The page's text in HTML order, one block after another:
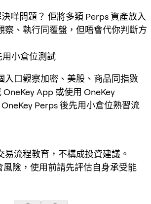
咩問題？ 佢將多類 Perps 資產放入
察、執行同覆盤，但唔會代你判斷方
用小倉位測試
入口觀察加密、美股、商品同指數
App 或使用 OneKey
Perps 後先用小倉位熟習流
易流程教育，不構成投資建議。
風險，使用前請先評估自身承受能